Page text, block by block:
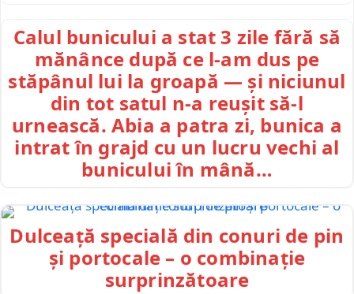
Calul bunicului a stat 3 zile fără să
mănânce după ce l-am dus pe
stăpânul lui la groapă — și niciunul
din tot satul n-a reușit să-l
urnească. Abia a patra zi, bunica a
intrat în grajd cu un lucru vechi al
bunicului în mână…
Dulceață specială din conuri de pin
și portocale – o combinație
surprinzătoare